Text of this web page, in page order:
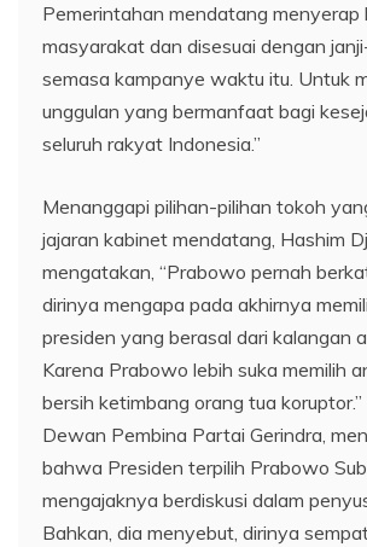
Pemerintahan mendatang menyerap
masyarakat dan disesuai dengan
semasa kampanye waktu itu. Untuk
unggulan yang bermanfaat bagi
seluruh rakyat Indonesia.”
Menanggapi pilihan-pilihan tokoh
jajaran kabinet mendatang, Hashim
mengatakan, “Prabowo pernah
dirinya mengapa pada akhirnya
presiden yang berasal dari kalangan
Karena Prabowo lebih suka memilih
bersih ketimbang orang tua
Dewan Pembina Partai Gerindra,
bahwa Presiden terpilih Prabowo
mengajaknya berdiskusi dalam
Bahkan, dia menyebut, dirinya